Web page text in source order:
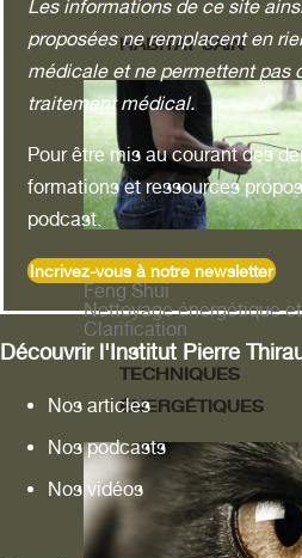
HABITAT SAIN
Géobiologie
Feng Shui
Nettoyage énergétique et
Clarification
TECHNIQUES
ÉNERGÉTIQUES
Les informations de ce site
proposées ne remplacent en
médicale et ne permettent pas
traitement médical.
Pour être mis au courant des
formations et ressources
podcast.
Incrivez-vous à notre newsletter
Découvrir l'Institut Pierre
Nos articles
Nos podcasts
Nos vidéos